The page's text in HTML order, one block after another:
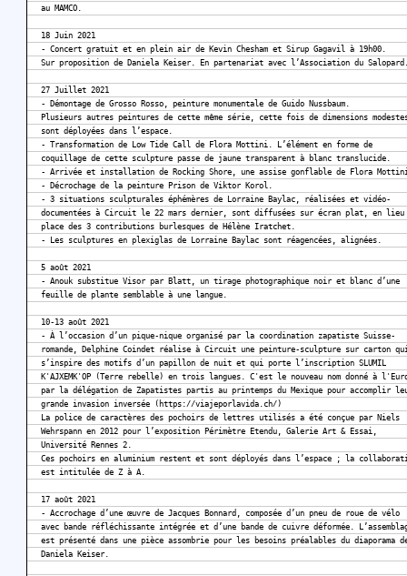
au MAMCO.
18 Juin 2021
- Concert gratuit et en plein air de Kevin Chesham et Sirup Gagavil à 19h00.
Sur proposition de Daniela Keiser. En partenariat avec l’Association du
27 Juillet 2021
- Démontage de Grosso Rosso, peinture monumentale de Guido Nussbaum.
Plusieurs autres peintures de cette même série, cette fois de dimensions
sont déployées dans l’espace.
- Transformation de Low Tide Call de Flora Mottini. L’élément en forme de
coquillage de cette sculpture passe de jaune transparent à blanc translucide.
- Arrivée et installation de Rocking Shore, une assise gonflable de Flora
- Décrochage de la peinture Prison de Viktor Korol.
- 3 situations sculpturales éphémères de Lorraine Baylac, réalisées et vidéo-
documentées à Circuit le 22 mars dernier, sont diffusées sur écran plat, en
place des 3 contributions burlesques de Hélène Iratchet.
- Les sculptures en plexiglas de Lorraine Baylac sont réagencées, alignées.
5 août 2021
- Anouk substitue Visor par Blatt, un tirage photographique noir et blanc d’une
feuille de plante semblable à une langue.
10-13 août 2021
- À l’occasion d’un pique-nique organisé par la coordination zapatiste Suisse-
romande, Delphine Coindet réalise à Circuit une peinture-sculpture sur carton
s’inspire des motifs d’un papillon de nuit et qui porte l’inscription SLUMIL
K'AJXEMK'OP (Terre rebelle) en trois langues. C'est le nouveau nom donné à
par la délégation de Zapatistes partis au printemps du Mexique pour accomplir
grande invasion inversée (https://viajeporlavida.ch/)
La police de caractères des pochoirs de lettres utilisés a été conçue par Niels
Wehrspann en 2012 pour l’exposition Périmètre Etendu, Galerie Art & Essai,
Université Rennes 2.
Ces pochoirs en aluminium restent et sont déployés dans l’espace ; la
est intitulée de Z à A.
17 août 2021
- Accrochage d’une œuvre de Jacques Bonnard, composée d’un pneu de roue de vélo
avec bande réfléchissante intégrée et d’une bande de cuivre déformée.
est présenté dans une pièce assombrie pour les besoins préalables du diaporama
Daniela Keiser.